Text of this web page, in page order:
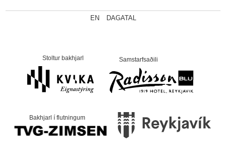
EN DAGATAL
Stoltur bakhjarl Samstarfsaðili
Bakhjarl í flutningum